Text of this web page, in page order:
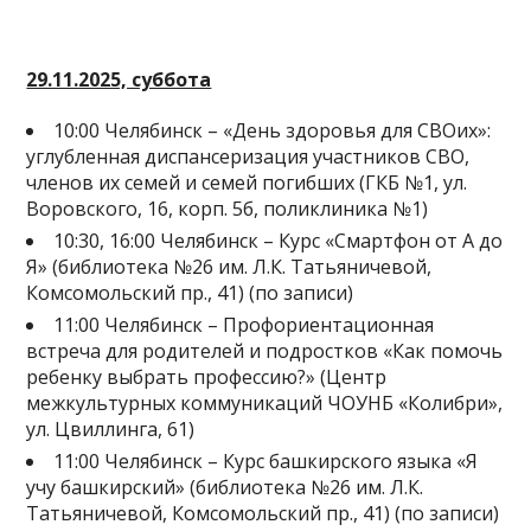
29.11.2025, суббота
10:00 Челябинск – «День здоровья для СВОих»:
углубленная диспансеризация участников СВО,
членов их семей и семей погибших (ГКБ №1, ул.
Воровского, 16, корп. 5б, поликлиника №1)
10:30, 16:00 Челябинск – Курс «Смартфон от А до
Я» (библиотека №26 им. Л.К. Татьяничевой,
Комсомольский пр., 41) (по записи)
11:00 Челябинск – Профориентационная
встреча для родителей и подростков «Как помочь
ребенку выбрать профессию?» (Центр
межкультурных коммуникаций ЧОУНБ «Колибри»,
ул. Цвиллинга, 61)
11:00 Челябинск – Курс башкирского языка «Я
учу башкирский» (библиотека №26 им. Л.К.
Татьяничевой, Комсомольский пр., 41) (по записи)